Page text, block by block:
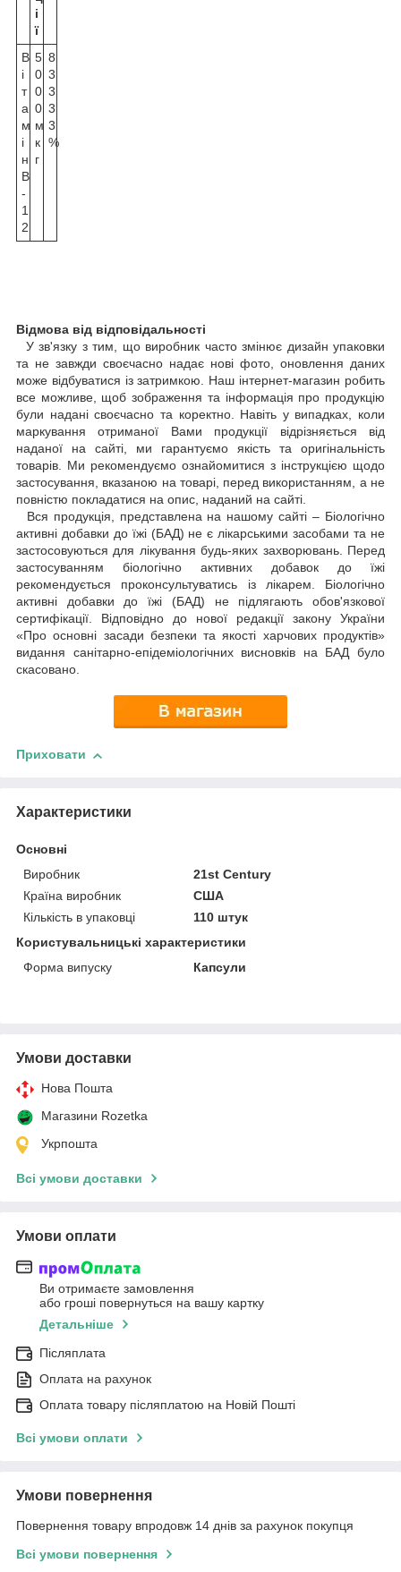
і
ї
В
і
т
а
м
і
н
B
-
1
2
5
0
0
0
м
к
г
8
3
3
3
3
%
Відмова від відповідальності
У зв'язку з тим, що виробник часто змінює дизайн упаковки
та не завжди своєчасно надає нові фото, оновлення даних
може відбуватися із затримкою. Наш інтернет-магазин робить
все можливе, щоб зображення та інформація про продукцію
були надані своєчасно та коректно. Навіть у випадках, коли
маркування отриманої Вами продукції відрізняється від
наданої на сайті, ми гарантуємо якість та оригінальність
товарів. Ми рекомендуємо ознайомитися з інструкцією щодо
застосування, вказаною на товарі, перед використанням, а не
повністю покладатися на опис, наданий на сайті.
Вся продукція, представлена на нашому сайті – Біологічно
активні добавки до їжі (БАД) не є лікарськими засобами та не
застосовуються для лікування будь-яких захворювань. Перед
застосуванням біологічно активних добавок до їжі
рекомендується проконсультуватись із лікарем. Біологічно
активні добавки до їжі (БАД) не підлягають обов'язкової
сертифікації. Відповідно до нової редакції закону України
«Про основні засади безпеки та якості харчових продуктів»
видання санітарно-епідеміологічних висновків на БАД було
скасовано.
Приховати
Характеристики
Основні
Виробник
21st Century
Країна виробник
США
Кількість в упаковці
110 штук
Користувальницькі характеристики
Форма випуску
Капсули
Умови доставки
Нова Пошта
Магазини Rozetka
Укрпошта
Всі умови доставки
Умови оплати
Ви отримаєте замовлення
або гроші повернуться на вашу картку
Детальніше
Післяплата
Оплата на рахунок
Оплата товару післяплатою на Новій Пошті
Всі умови оплати
Умови повернення
Повернення товару впродовж 14 днів за рахунок покупця
Всі умови повернення